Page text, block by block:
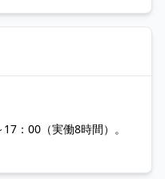
：00（実働8時間）。